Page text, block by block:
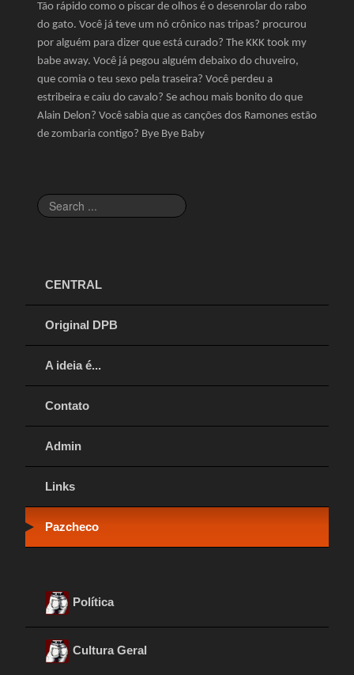
Tão rápido como o piscar de olhos é o desenrolar do rabo
do gato. Você já teve um nó crônico nas tripas? procurou
por alguém para dizer que está curado? The KKK took my
babe away. Você já pegou alguém debaixo do chuveiro,
que comia o teu sexo pela traseira? Você perdeu a
estribeira e caiu do cavalo? Se achou mais bonito do que
Alain Delon? Você sabia que as canções dos Ramones estão
de zombaria contigo? Bye Bye Baby
Search
...
CENTRAL
Original DPB
A ideia é...
Contato
Admin
Links
Pazcheco
Política
Cultura Geral